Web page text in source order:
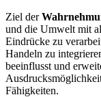
Ziel der
und die Umwelt mit
Eindrücke zu
Handeln zu
beeinflusst und
Fähigkeiten.